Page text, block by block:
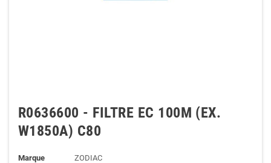
R0636600 - FILTRE EC 100Μ (EX.
W1850A) C80
Marque
ZODIAC